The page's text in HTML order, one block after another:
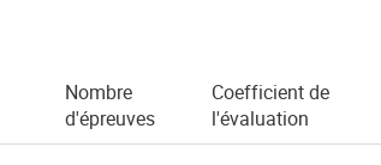
Nombre
d'épreuves
Coefficient de
l'évaluation